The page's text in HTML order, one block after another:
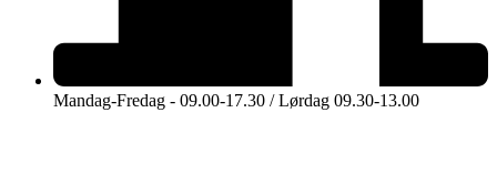
Mandag-Fredag - 09.00-17.30 / Lørdag 09.30-13.00